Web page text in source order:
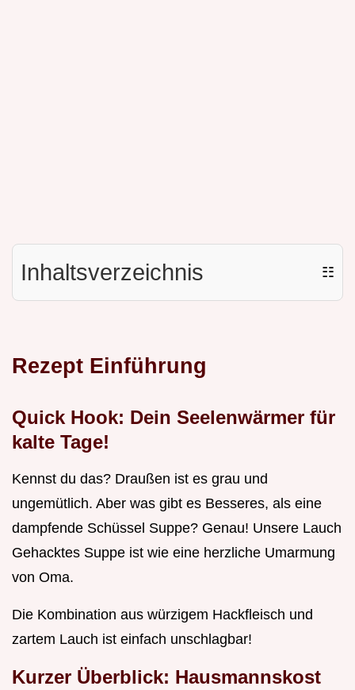
Inhaltsverzeichnis ☷
Rezept Einführung
Quick Hook: Dein Seelenwärmer für
kalte Tage!
Kennst du das? Draußen ist es grau und
ungemütlich. Aber was gibt es Besseres, als eine
dampfende Schüssel Suppe? Genau! Unsere Lauch
Gehacktes Suppe ist wie eine herzliche Umarmung
von Oma.
Die Kombination aus würzigem Hackfleisch und
zartem Lauch ist einfach unschlagbar!
Kurzer Überblick: Hausmannskost